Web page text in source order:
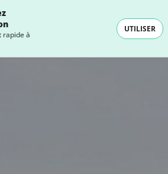
rapide à
UTILISER